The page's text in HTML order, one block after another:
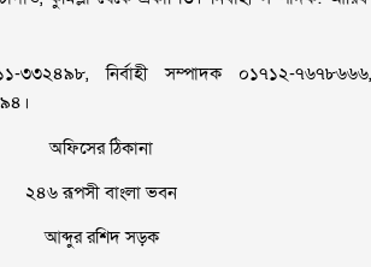
৩৩২৪৯৮, নির্বাহী সম্পাদক ০১৭১২-৭৬৭৮৬৬৬,
অফিসের ঠিকানা
২৪৬ রূপসী বাংলা ভবন
আব্দুর রশিদ সড়ক